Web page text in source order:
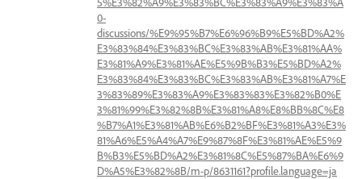
0-
discussions/%E9%95%B7%E6%96%B9%E5%BD%A2%
E3%83%84%E3%83%BC%E3%83%AB%E3%81%AA%
E3%81%A9%E3%81%AE%E5%9B%B3%E5%BD%A2%
E3%83%84%E3%83%BC%E3%83%AB%E3%81%A7%E
3%83%89%E3%83%A9%E3%83%83%E3%82%B0%E
3%81%99%E3%82%8B%E3%81%A8%E8%BB%8C%E8
%B7%A1%E3%81%AB%E6%B2%BF%E3%81%A3%E3%
81%A6%E5%A4%A7%E9%87%8F%E3%81%AE%E5%9
B%B3%E5%BD%A2%E3%81%8C%E5%87%BA%E6%9
D%A5%E3%82%8B/m-p/8631161?profile.language=ja